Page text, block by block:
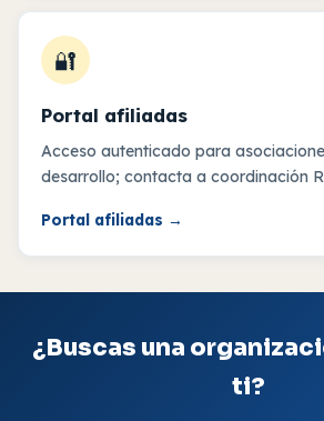
🔐
Portal afiliadas
Acceso autenticado para
desarrollo; contacta a coordinación
Portal afiliadas →
¿Buscas una
ti?